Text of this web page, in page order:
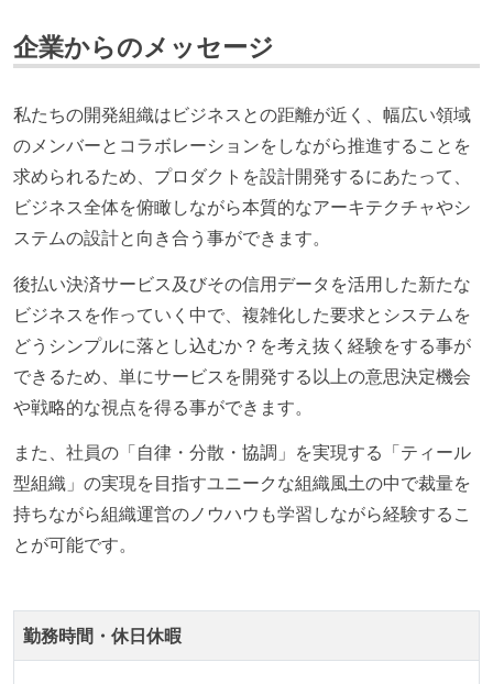
エンジニアが自発的に外部のイベントやカンファレン
最新技術を追いかけるための社内勉強会が定期開催さ
れ、参加者が自主的に参加している
Slack等で、最新技術の良し悪しをメンバーがよく会話
している
開発メンバーの裁量
設計・実装から運用までを同じ開発チームが担い、フ
ロントエンド、バックエンド、インフラといった役割
の境界を超えて、個人が必要な範囲にまで染み出して
いく姿勢が根付いている
ユーザーのニーズや課題を理解するために、開発チー
ムのメンバーが、ユーザーインタビューに参加してい
る
1年以内に、技術負債を解消するためのプロジェクト
や、古くなったツールのリプレイスプロジェクトがボ
任で好きなものを使うことができる
企画を決定する場に、実装を担当する開発メンバーが
企業からのメッセージ
私たちの開発組織はビジネスとの距離が近く、幅広い領域
のメンバーとコラボレーションをしながら推進することを
求められるため、プロダクトを設計開発するにあたって、
ビジネス全体を俯瞰しながら本質的なアーキテクチャやシ
ステムの設計と向き合う事ができます。
後払い決済サービス及びその信用データを活用した新たな
ビジネスを作っていく中で、複雑化した要求とシステムを
どうシンプルに落とし込むか？を考え抜く経験をする事が
できるため、単にサービスを開発する以上の意思決定機会
や戦略的な視点を得る事ができます。
また、社員の「自律・分散・協調」を実現する「ティール
型組織」の実現を目指すユニークな組織風土の中で裁量を
持ちながら組織運営のノウハウも学習しながら経験するこ
とが可能です。
勤務時間・休日休暇